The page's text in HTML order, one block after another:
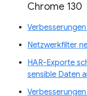
Chrome 130
Netzwerkfilter
HAR-Exporte
sensible Daten
Verbesserungen